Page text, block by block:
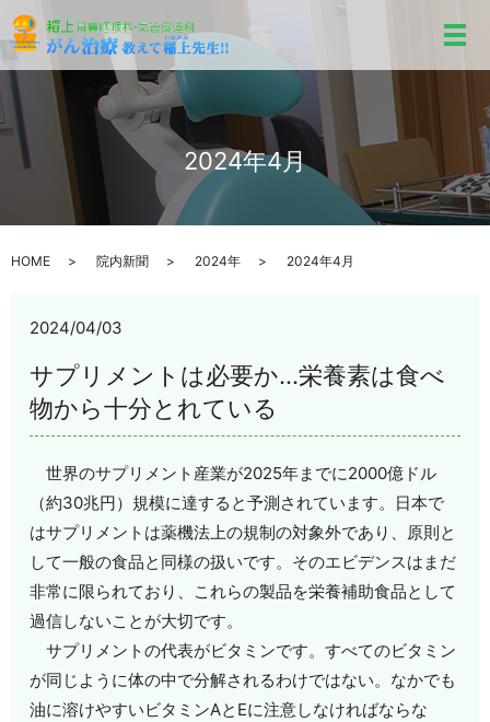
メ
2024年4月
HOME 院内新聞 2024年 2024年4月
2024/04/03
サプリメントは必要か…栄養素は食べ
物から十分とれている
世界のサプリメント産業が2025年までに2000億ドル
（約30兆円）規模に達すると予測されています。日本で
はサプリメントは薬機法上の規制の対象外であり、原則と
して一般の食品と同様の扱いです。そのエビデンスはまだ
非常に限られており、これらの製品を栄養補助食品として
過信しないことが大切です。
サプリメントの代表がビタミンです。すべてのビタミン
が同じように体の中で分解されるわけではない。なかでも
油に溶けやすいビタミンAとEに注意しなければならな